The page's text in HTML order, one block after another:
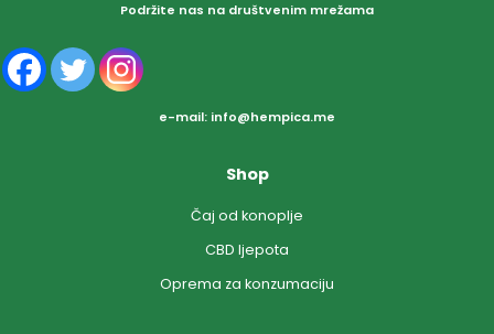
Podržite nas na društvenim mrežama
e-mail: info@hempica.me
Shop
Čaj od konoplje
CBD ljepota
Oprema za konzumaciju